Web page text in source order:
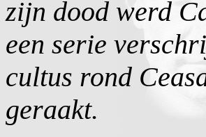
zijn dood werd
een serie
cultus rond
geraakt.